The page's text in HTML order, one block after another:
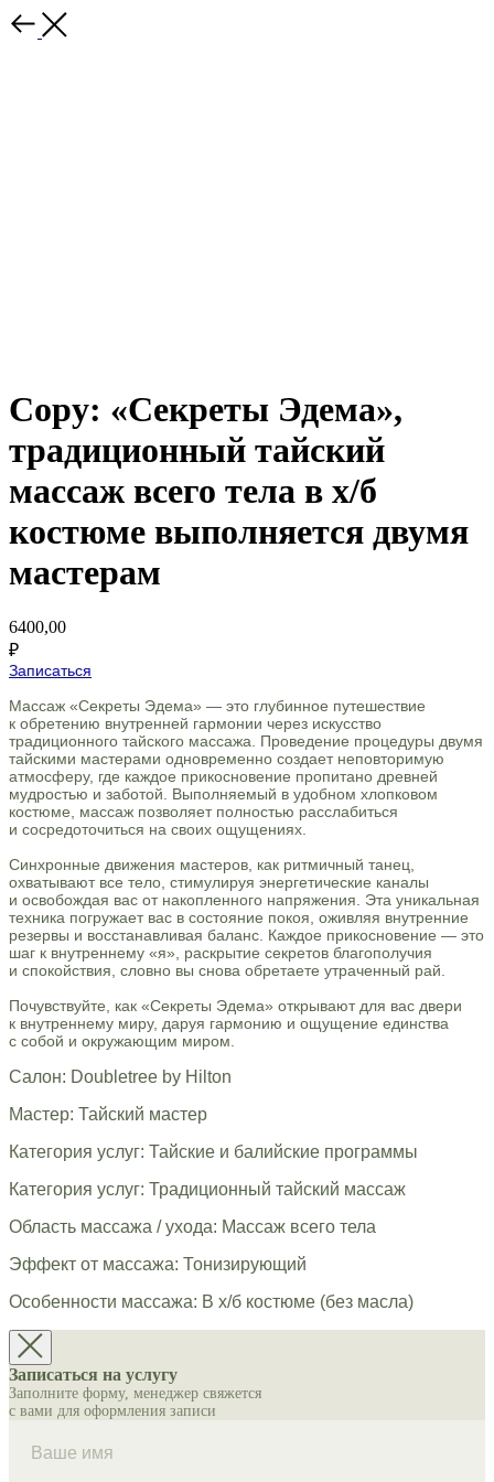
Copy: «Секреты Эдема»,
традиционный тайский
массаж всего тела в х/б
костюме выполняется двумя
мастерам
6400,00
₽
Записаться
Массаж «Секреты Эдема» — это глубинное путешествие
к обретению внутренней гармонии через искусство
традиционного тайского массажа. Проведение процедуры двумя
тайскими мастерами одновременно создает неповторимую
атмосферу, где каждое прикосновение пропитано древней
мудростью и заботой. Выполняемый в удобном хлопковом
костюме, массаж позволяет полностью расслабиться
и сосредоточиться на своих ощущениях.
Синхронные движения мастеров, как ритмичный танец,
охватывают все тело, стимулируя энергетические каналы
и освобождая вас от накопленного напряжения. Эта уникальная
техника погружает вас в состояние покоя, оживляя внутренние
резервы и восстанавливая баланс. Каждое прикосновение — это
шаг к внутреннему «я», раскрытие секретов благополучия
и спокойствия, словно вы снова обретаете утраченный рай.
Почувствуйте, как «Секреты Эдема» открывают для вас двери
к внутреннему миру, даруя гармонию и ощущение единства
с собой и окружающим миром.
Салон: Doubletree by Hilton
Мастер: Тайский мастер
Категория услуг: Тайские и балийские программы
Категория услуг: Традиционный тайский массаж
Область массажа / ухода: Массаж всего тела
Эффект от массажа: Тонизирующий
Особенности массажа: В х/б костюме (без масла)
Записаться на услугу
Заполните форму, менеджер свяжется
с вами для оформления записи